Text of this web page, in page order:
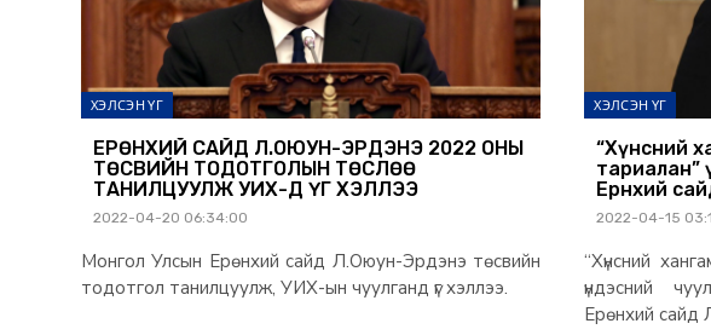
ХЭЛСЭН ҮГ
ЕРӨНХИЙ САЙД Л.ОЮУН-ЭРДЭНЭ 2022 ОНЫ
ТӨСВИЙН ТОДОТГОЛЫН ТӨСЛӨӨ
ТАНИЛЦУУЛЖ УИХ-Д ҮГ ХЭЛЛЭЭ
2022-04-20 06:34:00
Монгол Улсын Ерөнхий сайд Л.Оюун-Эрдэнэ төсвийн
тодотгол танилцуулж, УИХ-ын чуулганд үг хэллээ.
ХЭЛСЭН ҮГ
“Хүнсний
тариалан” үндэсний чуулганд оролцогчдод
Ерөнхий
2022-04-15
“Хүнсний
үндэсний
Ерөнхий сайд